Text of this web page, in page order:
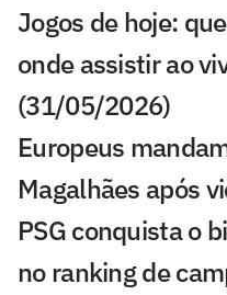
Jogos de hoje:
onde assistir ao
(31/05/2026)
Europeus
Magalhães após
PSG conquista o
no ranking de